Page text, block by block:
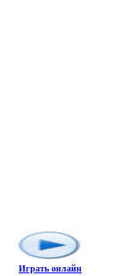
Играть онлайн